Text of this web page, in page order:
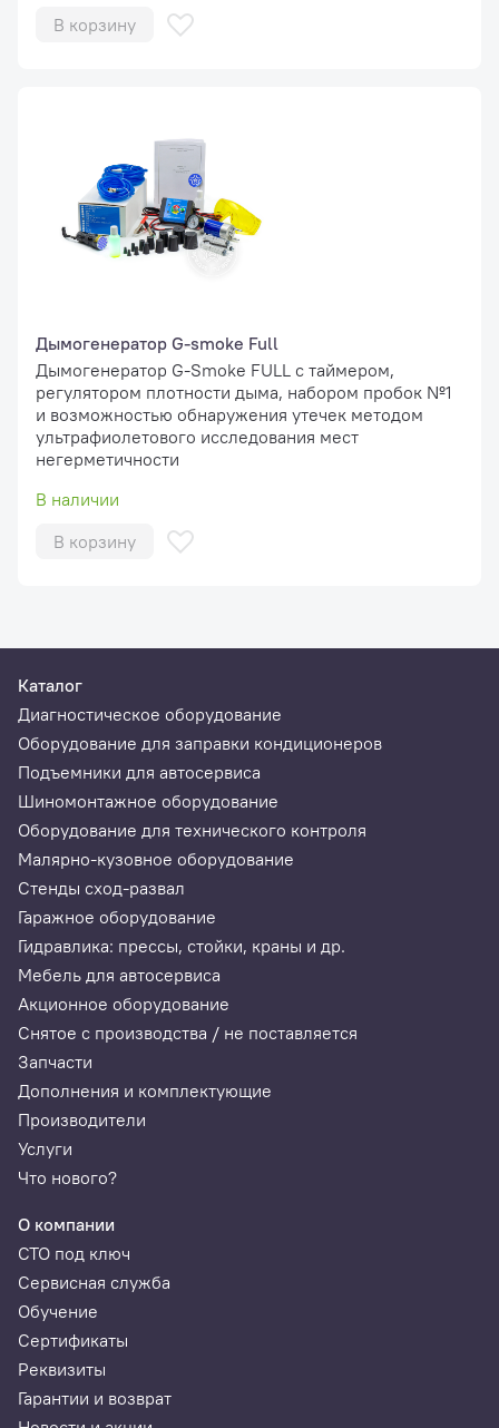
В корзину
Дымогенератор G-smoke Full
Дымогенератор G-Smoke FULL с таймером,
регулятором плотности дыма, набором пробок №1
и возможностью обнаружения утечек методом
ультрафиолетового исследования мест
негерметичности
В наличии
В корзину
Каталог
Диагностическое оборудование
Оборудование для заправки кондиционеров
Подъемники для автосервиса
Шиномонтажное оборудование
Оборудование для технического контроля
Малярно-кузовное оборудование
Стенды сход-развал
Гаражное оборудование
Гидравлика: прессы, стойки, краны и др.
Мебель для автосервиса
Акционное оборудование
Снятое с производства / не поставляется
Запчасти
Дополнения и комплектующие
Производители
Услуги
Что нового?
О компании
СТО под ключ
Сервисная служба
Обучение
Сертификаты
Реквизиты
Гарантии и возврат